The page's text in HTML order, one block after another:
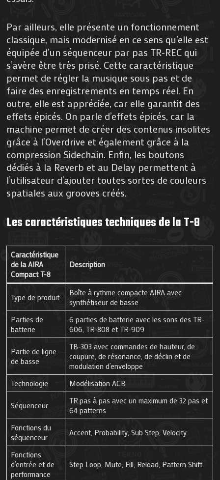
Par ailleurs, elle présente un fonctionnement
classique, mais modernisé en ce sens qu’elle est
équipée d’un séquenceur par pas TR-REC qui
s’avère être très prisé. Cette caractéristique
permet de régler la musique sous pas et de
faire des enregistrements en temps réel. En
outre, elle est appréciée, car elle garantit des
effets épicés. On parle d’effets épicés, car la
machine permet de créer des contenus insolites
grâce à l’Overdrive et également grâce à la
compression Sidechain. Enfin, les boutons
dédiés à la Reverb et au Delay permettent à
l’utilisateur d’ajouter toutes sortes de couleurs
spatiales aux grooves créés.
Les caractéristiques techniques de la T-8
Caractéristique
de la AIRA
Compact T-8
Description
Type de produit
Boîte à rythme compacte AIRA avec
synthétiseur de basse
Parties de
batterie
6 parties de batterie avec les sons des TR-
606, TR-808 et TR-909
Partie de ligne
de basse
TB-303 avec commandes de hauteur, de
coupure, de résonance, de déclin et de
modulation d’enveloppe
Technologie
Modélisation ACB
Séquenceur
TR pas à pas avec un maximum de 32 pas et
64 patterns
Fonctions du
séquenceur
Accent, Probability, Sub Step, Velocity
Fonctions
d’entrée et de
performance
Step Loop, Mute, Fill, Reload, Pattern Shift